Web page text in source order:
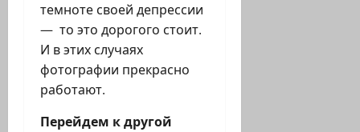
темноте своей депрессии
— то это дорогого стоит.
И в этих случаях
фотографии прекрасно
работают.
Перейдем к другой